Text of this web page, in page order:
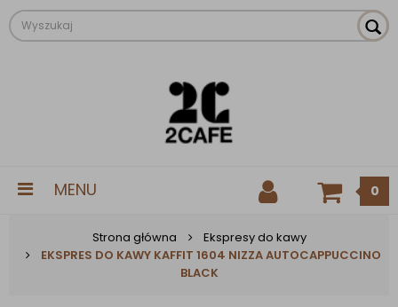
MENU 0
Strona główna
Ekspresy do kawy
EKSPRES DO KAWY KAFFIT 1604 NIZZA AUTOCAPPUCCINO
BLACK